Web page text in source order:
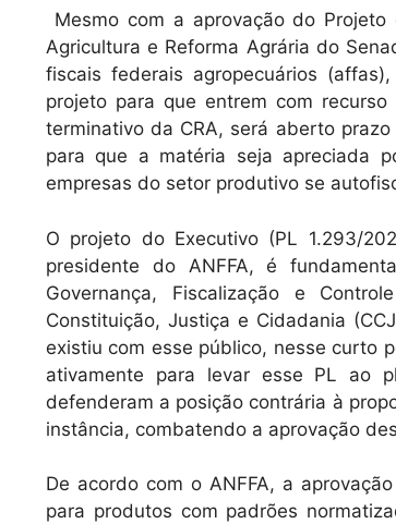
A
p
p
b
o
o
k
Mesmo com a aprovação do
Agricultura e Reforma Agrária do
fiscais federais agropecuários
projeto para que entrem com
terminativo da CRA, será aberto
para que a matéria seja apreciada
empresas do setor produtivo se
O projeto do Executivo (PL 1.293/
presidente do ANFFA, é
Governança, Fiscalização e
Constituição, Justiça e Cidadania
existiu com esse público, nesse curto
ativamente para levar esse PL ao
defenderam a posição contrária à
instância, combatendo a aprovação
De acordo com o ANFFA, a
para produtos com padrões